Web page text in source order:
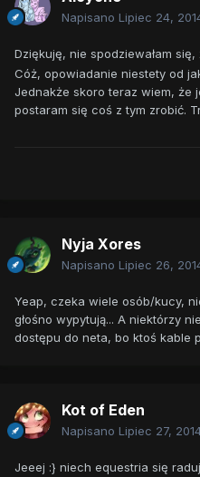
Napisano Lipiec 24,
Dziękuję, nie spodziewałam
Cóż, opowiadanie niestety od
Jednakże skoro teraz wiem, że
postaram się coś z tym zrobić.
Nyja Xores
Napisano Lipiec 26,
Yeap, czeka wiele osób/kucy,
głośno wypytują... A niektórzy
dostępu do neta, bo ktoś kable
Kot of Eden
Napisano Lipiec 27,
Jeeej :} niech equestria się